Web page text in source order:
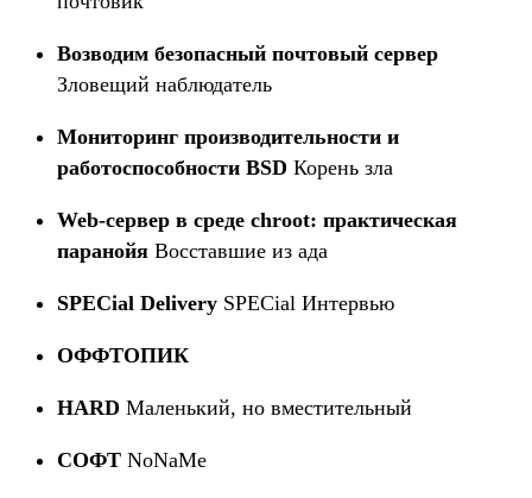
Возводим безопасный почтовый сервер
Зловещий наблюдатель
Мониторинг производительности и
работоспособности BSD Корень зла
Web-сервер в среде chroot: практическая
паранойя Восставшие из ада
SPECial Delivery SPECial Интервью
ОФФТОПИК
HARD Маленький, но вместительный
CОФТ NoNaMe